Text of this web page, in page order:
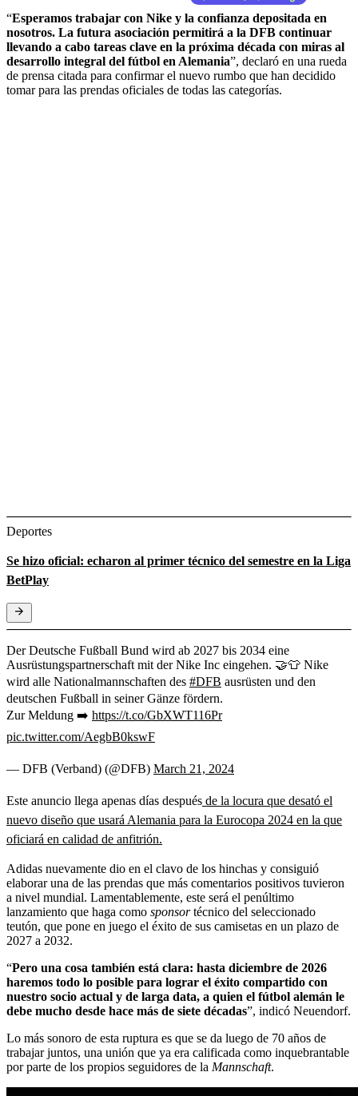
“Esperamos trabajar con Nike y la confianza depositada en
nosotros. La futura asociación permitirá a la DFB continuar
llevando a cabo tareas clave en la próxima década con miras al
desarrollo integral del fútbol en Alemania”, declaró en una rueda
de prensa citada para confirmar el nuevo rumbo que han decidido
tomar para las prendas oficiales de todas las categorías.
Deportes
Se hizo oficial: echaron al primer técnico del semestre en la Liga
BetPlay
Der Deutsche Fußball Bund wird ab 2027 bis 2034 eine
Ausrüstungspartnerschaft mit der Nike Inc eingehen. 🤝👕 Nike
wird alle Nationalmannschaften des #DFB ausrüsten und den
deutschen Fußball in seiner Gänze fördern.
Zur Meldung ➡️ https://t.co/GbXWT116Pr
pic.twitter.com/AegbB0kswF
— DFB (Verband) (@DFB) March 21, 2024
Este anuncio llega apenas días después de la locura que desató el
nuevo diseño que usará Alemania para la Eurocopa 2024 en la que
oficiará en calidad de anfitrión.
Adidas nuevamente dio en el clavo de los hinchas y consiguió
elaborar una de las prendas que más comentarios positivos tuvieron
a nivel mundial. Lamentablemente, este será el penúltimo
lanzamiento que haga como sponsortécnico del seleccionado
teutón, que pone en juego el éxito de sus camisetas en un plazo de
2027 a 2032.
“Pero una cosa también está clara: hasta diciembre de 2026
haremos todo lo posible para lograr el éxito compartido con
nuestro socio actual y de larga data, a quien el fútbol alemán le
debe mucho desde hace más de siete décadas”, indicó Neuendorf.
Lo más sonoro de esta ruptura es que se da luego de 70 años de
trabajar juntos, una unión que ya era calificada como inquebrantable
por parte de los propios seguidores de la Mannschaft.